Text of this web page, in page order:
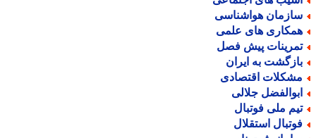
هواشناسی
های علمی
پیش فصل
به ایران
اقتصادی
جلالی
ملی فوتبال
استقلال